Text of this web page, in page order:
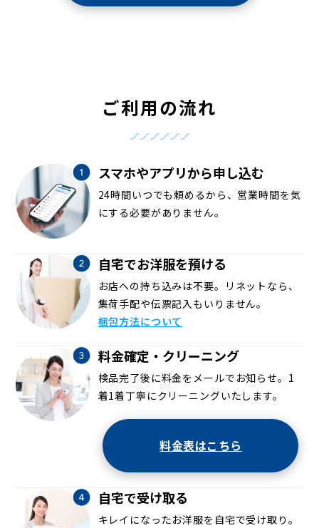
ご利用の流れ
スマホやアプリから申し込む
24時間いつでも頼めるから、営業時間を気
にする必要がありません。
自宅でお洋服を預ける
お店への持ち込みは不要。リネットなら、
集荷手配や伝票記入もいりません。
梱包方法について
料金確定・クリーニング
検品完了後に料金をメールでお知らせ。1
着1着丁寧にクリーニングいたします。
料金表はこちら
自宅で受け取る
キレイになったお洋服を自宅で受け取り。